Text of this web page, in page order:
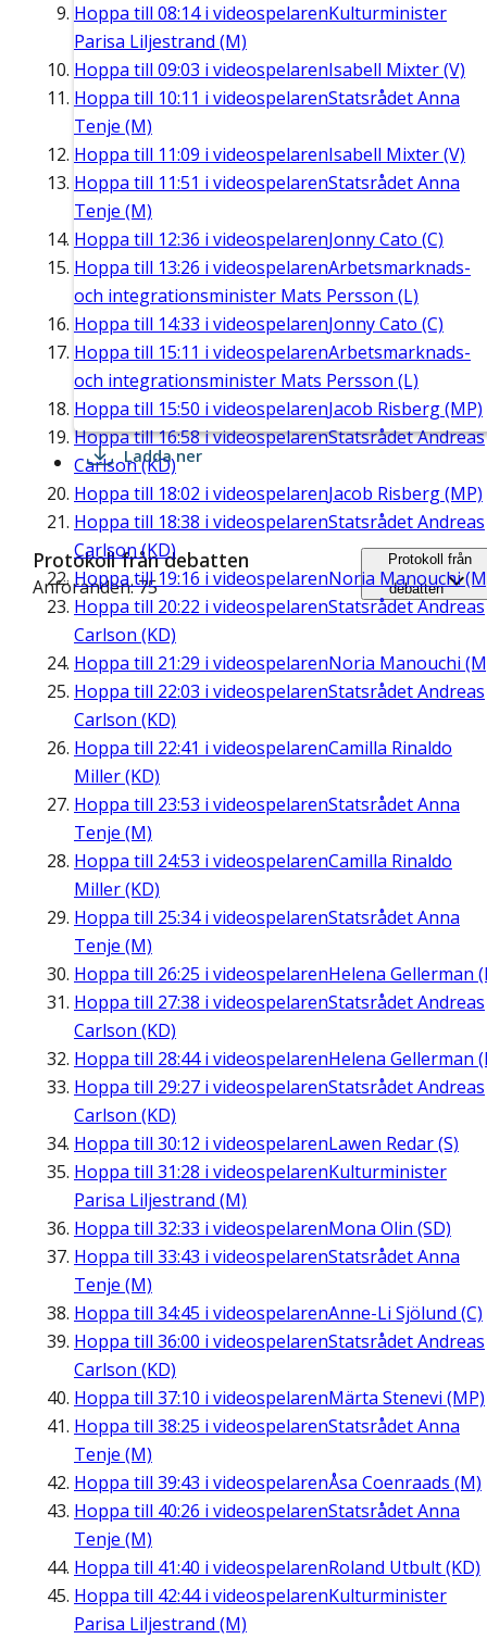
Hoppa till 08:14i videospelarenKulturminister
Parisa Liljestrand (M)
Hoppa till 09:03 i videospelarenIsabell Mixter (V)
Hoppa till 10:11 i videospelarenStatsrådet Anna
Tenje (M)
Hoppa till 11:09 i videospelarenIsabell Mixter (V)
Hoppa till 11:51 i videospelarenStatsrådet Anna
Tenje (M)
Hoppa till 12:36 i videospelarenJonny Cato (C)
Hoppa till 13:26 i videospelarenArbetsmarknads-
och integrationsminister Mats Persson (L)
Hoppa till 14:33 i videospelarenJonny Cato (C)
Hoppa till 15:11 i videospelarenArbetsmarknads-
och integrationsminister Mats Persson (L)
Hoppa till 15:50 i videospelarenJacob Risberg (MP)
Hoppa till16:58i videospelarenStatsrådet Andreas
Carlson (KD)
Hoppa till 18:02 i videospelarenJacob Risberg (MP)
Hoppa till 18:38 i videospelarenStatsrådet Andreas
Carlson (KD)
Hoppa till19:16 i videospelarenNoria Manouchi
Hoppa till 20:22 i videospelarenStatsrådet Andreas
Carlson (KD)
Hoppa till 21:29 i videospelarenNoria Manouchi
Hoppa till 22:03 i videospelarenStatsrådet Andreas
Carlson (KD)
Hoppa till 22:41 i videospelarenCamilla Rinaldo
Miller (KD)
Hoppa till 23:53 i videospelarenStatsrådet Anna
Tenje (M)
Hoppa till 24:53 i videospelarenCamilla Rinaldo
Miller (KD)
Hoppa till 25:34i videospelarenStatsrådet Anna
Tenje (M)
Hoppa till 26:25 i videospelarenHelena Gellerman
Hoppa till 27:38 i videospelarenStatsrådet Andreas
Carlson (KD)
Hoppa till 28:44i videospelarenHelena Gellerman
Hoppa till 29:27 i videospelarenStatsrådet Andreas
Carlson (KD)
Hoppa till 30:12 i videospelarenLawen Redar (S)
Hoppa till 31:28 i videospelarenKulturminister
Parisa Liljestrand (M)
Hoppa till 32:33 i videospelarenMona Olin (SD)
Hoppa till 33:43 i videospelarenStatsrådet Anna
Tenje (M)
Hoppa till 34:45 i videospelarenAnne-Li Sjölund (C)
Hoppa till 36:00 i videospelarenStatsrådet Andreas
Carlson (KD)
Hoppa till 37:10 i videospelarenMärta Stenevi (MP)
Hoppa till 38:25 i videospelarenStatsrådet Anna
Tenje (M)
Hoppa till 39:43 i videospelarenÅsa Coenraads (M)
Hoppa till 40:26 i videospelarenStatsrådet Anna
Tenje (M)
Hoppa till 41:40 i videospelarenRoland Utbult (KD)
Hoppa till 42:44i videospelarenKulturminister
Parisa Liljestrand (M)
Ladda ner
Protokoll från debatten
Anföranden: 75
Protokoll från
debatten